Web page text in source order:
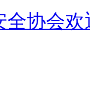
全协会欢